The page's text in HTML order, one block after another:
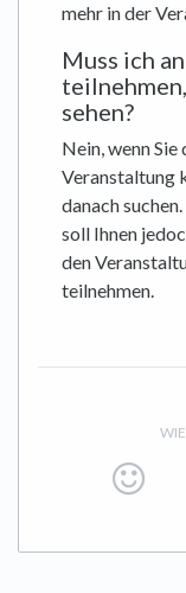
mehr in der
Muss ich
sehen?
Nein, wenn
Veranstaltung
danach
soll Ihnen
den
teilnehmen.